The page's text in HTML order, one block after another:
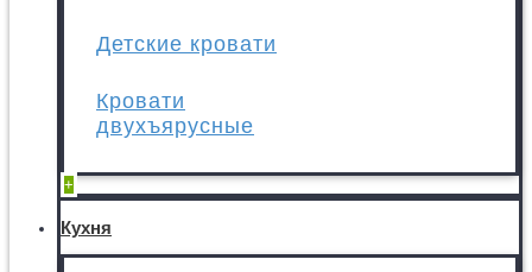
Детские кровати
Кровати
двухъярусные
+
Кухня